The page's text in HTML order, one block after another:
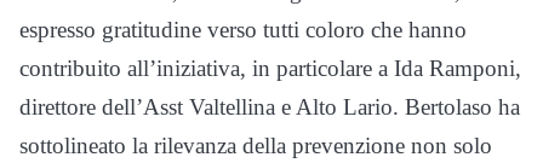
espresso gratitudine verso tutti coloro che hanno
contribuito all’iniziativa, in particolare a Ida Ramponi,
direttore dell’Asst Valtellina e Alto Lario. Bertolaso ha
sottolineato la rilevanza della prevenzione non solo